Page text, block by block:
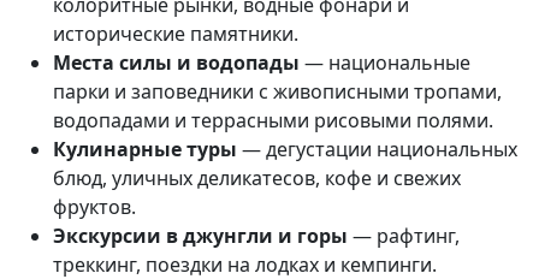
исторические памятники.
Места силы и водопады — национальные
парки и заповедники с живописными тропами,
водопадами и террасными рисовыми полями.
Кулинарные туры — дегустации национальных
блюд, уличных деликатесов, кофе и свежих
фруктов.
Экскурсии в джунгли и горы — рафтинг,
треккинг, поездки на лодках и кемпинги.